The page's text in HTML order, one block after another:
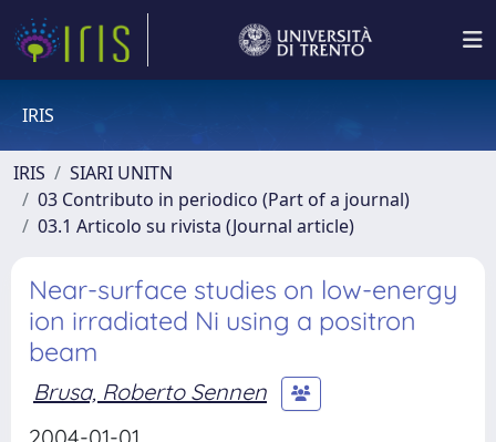
IRIS
IRIS
SIARI UNITN
03 Contributo in periodico (Part of a journal)
03.1 Articolo su rivista (Journal article)
Near-surface studies on low-energy
ion irradiated Ni using a positron
beam
Brusa, Roberto Sennen